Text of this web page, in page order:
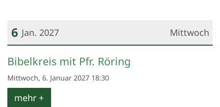
Mittwoch
6 Jan. 2027
Datum: 6. Januar 2027
Bibelkreis mit Pfr. Röring
Mittwoch, 6. Januar 2027 18:30
mehr +